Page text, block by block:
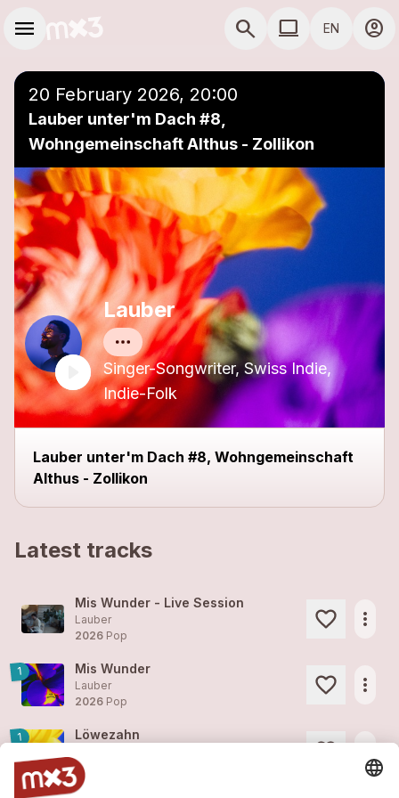
menu search COMPUTER USE
computer EN account_circle
20 February 2026, 20:00
Lauber unter'm Dach #8,
Wohngemeinschaft Althus - Zollikon
Lauber
Singer-Songwriter, Swiss Indie,
Indie-Folk
Lauber unter'm Dach #8, Wohngemeinschaft
Althus - Zollikon
Latest tracks
Mis Wunder - Live Session
Lauber
2026 Pop
more_horiz
1 Mis Wunder
Lauber
2026 Pop
more_horiz
1 Löwezahn
2026
Add to a playlist close